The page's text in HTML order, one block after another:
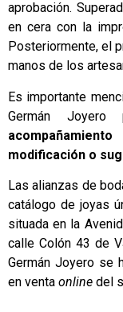
aprobación.
en cera con la
Posteriormente, el
manos de los
Es importante
Germán Joyero
modificación o
Las alianzas de
catálogo de joyas
situada en la
calle Colón 43 de
Germán Joyero se
en venta online del